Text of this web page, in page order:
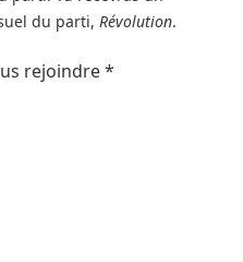
du parti, Révolution.
rejoindre*